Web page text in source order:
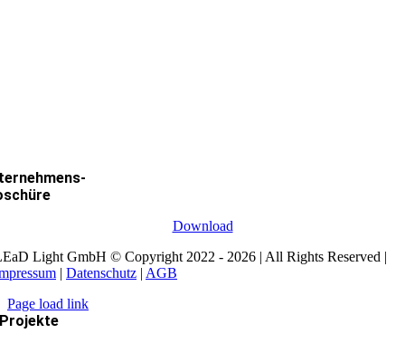
Download
Light GmbH © Copyright 2022 - 2026 | All Rights Reserved |
| Datenschutz | AGB
Page load link
Projekte